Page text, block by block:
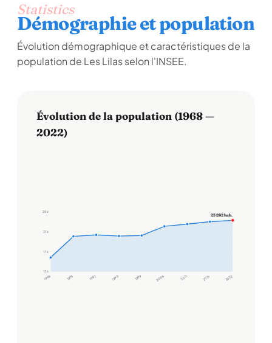
Statistics
Démographie et population
Évolution démographique et caractéristiques de la
population de Les Lilas selon l'INSEE.
Évolution de la population (1968 —
2022)
13 k
17 k
21 k
25 k
1968 1975 1982 1990 1999 2006 2011 2016 2022
23 262 hab.